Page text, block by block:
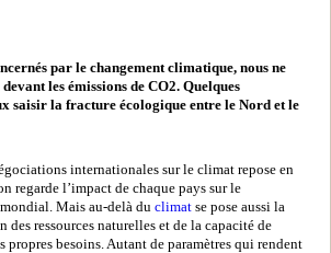
par le changement climatique, nous ne
les émissions de CO2. Quelques
saisir la fracture écologique entre le Nord et le
internationales sur le climat repose en
regarde l’impact de chaque pays sur le
Mais au-delà du climat se pose aussi la
des ressources naturelles et de la capacité de
propres besoins. Autant de paramètres qui rendent